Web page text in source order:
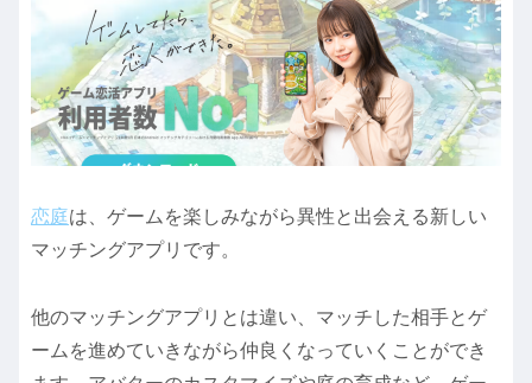
恋庭は、ゲームを楽しみながら異性と出会える新しい
マッチングアプリです。
他のマッチングアプリとは違い、マッチした相手とゲ
ームを進めていきながら仲良くなっていくことができ